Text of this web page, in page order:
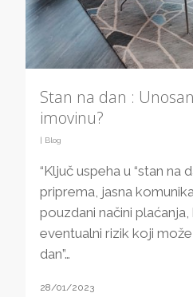
Stan na dan :
imovinu?
| Blog
“Ključ uspeha u “stan na
priprema, jasna
pouzdani načini
eventualni rizik koji
dan”…
28/01/2023